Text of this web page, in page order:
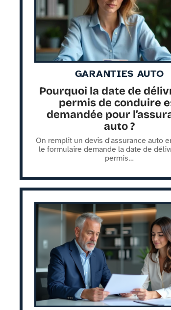
GARANTIES AUTO
Pourquoi la date de
permis de conduire
demandée pour
auto ?
On remplit un devis d'assurance auto
le formulaire demande la date de
permis…